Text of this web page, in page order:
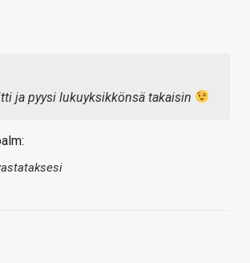
ja pyysi lukuyksikkönsä takaisin